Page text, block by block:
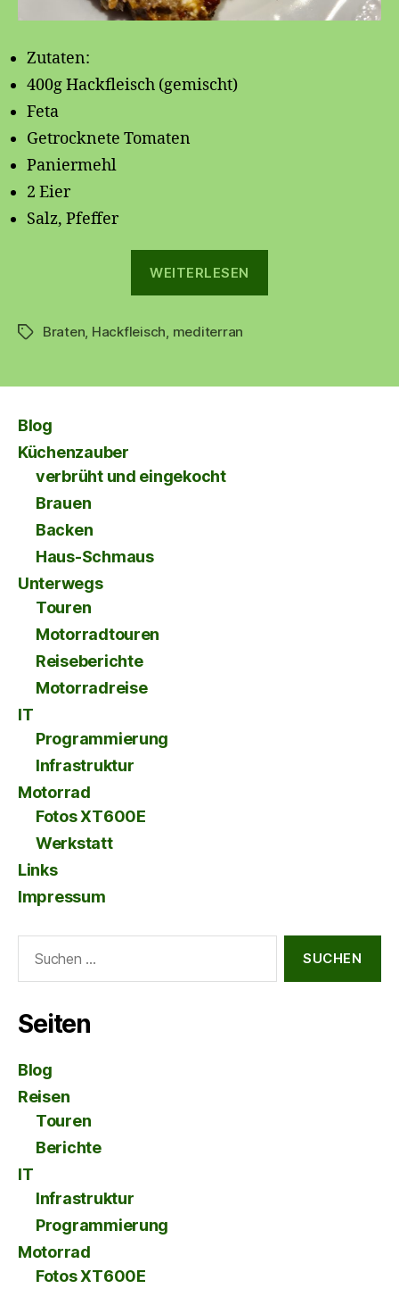
Zutaten:
400g Hackfleisch (gemischt)
Feta
Getrocknete Tomaten
Paniermehl
2 Eier
Salz, Pfeffer
WEITERLESEN
Schlagwörter
Braten, Hackfleisch, mediterran
Blog
Küchenzauber
verbrüht und eingekocht
Brauen
Backen
Haus-Schmaus
Unterwegs
Touren
Motorradtouren
Reiseberichte
Motorradreise
IT
Programmierung
Infrastruktur
Motorrad
Fotos XT600E
Werkstatt
Links
Impressum
nach:
Seiten
Blog
Reisen
Touren
Berichte
IT
Infrastruktur
Programmierung
Motorrad
Fotos XT600E